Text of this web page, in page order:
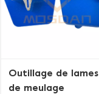
Outillage de lames
de meulage